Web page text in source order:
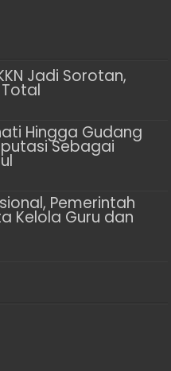
Jadi Sorotan,
Total
Hingga Gudang
Sebagai
Pemerintah
Kelola Guru dan